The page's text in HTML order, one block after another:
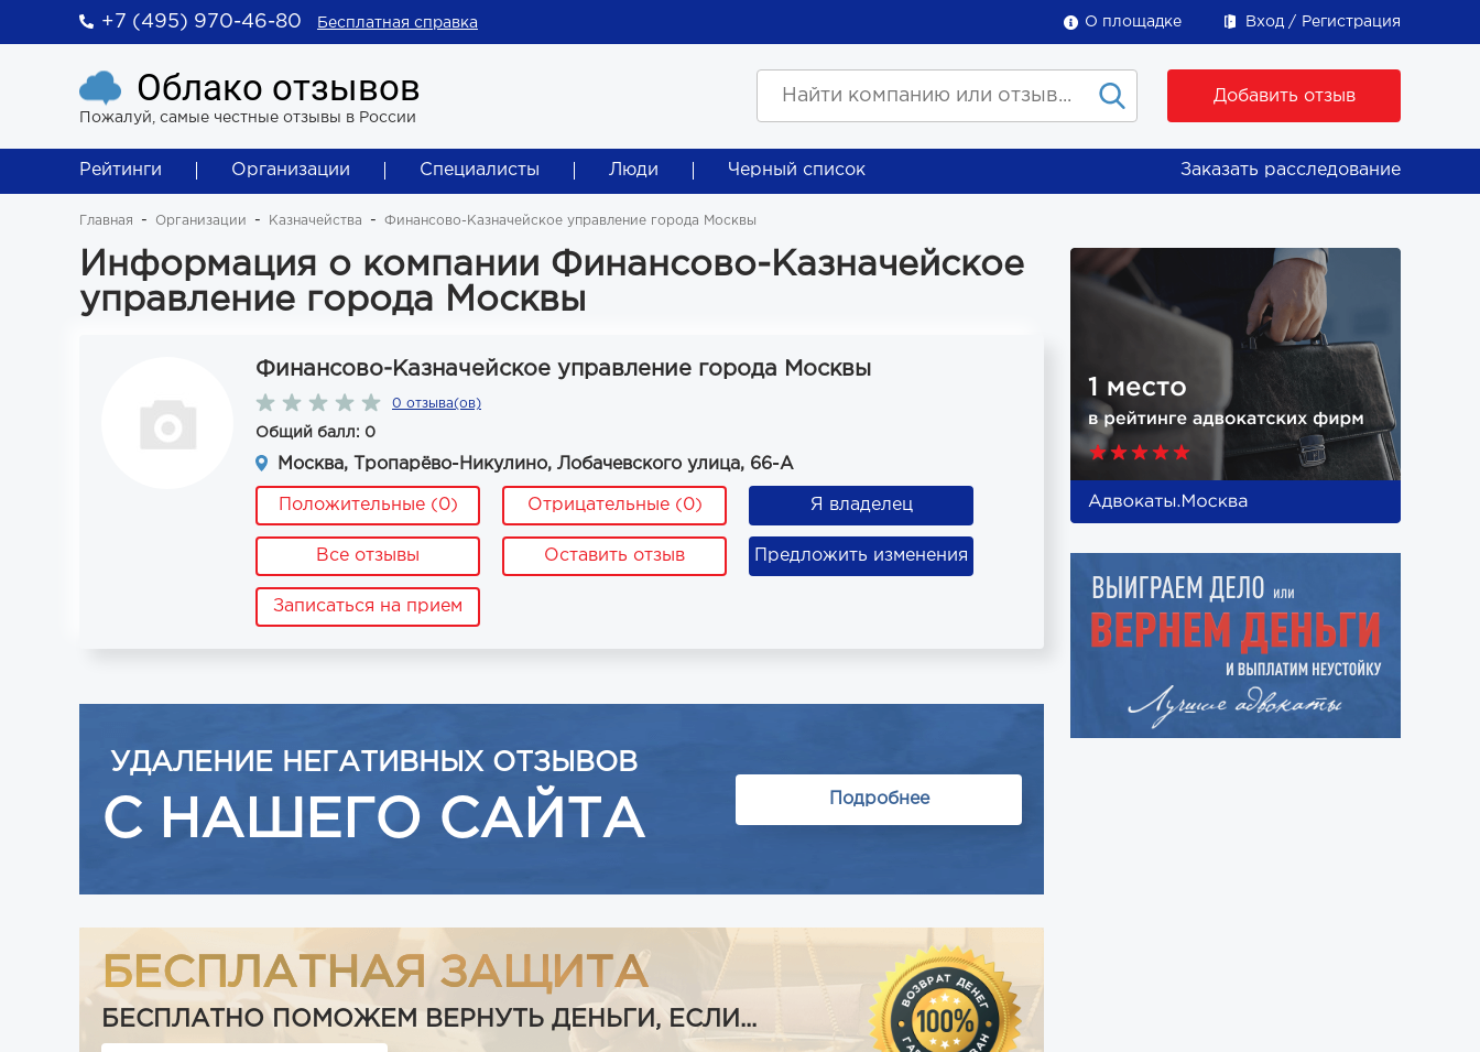
+7 (495) 970-46-80 Бесплатная справка О площадке Вход Регистрация
Облако отзывов
Пожалуй, самые честные отзывы в России
Добавить отзыв
Рейтинги Организации Специалисты Люди Черный список Заказать расследование
Главная Организации Казначейства Финансово-Казначейское управление города Москвы
Информация о компании Финансово-Казначейское
управление города Москвы
Финансово-Казначейское управление города Москвы
0 отзыва(ов)
Общий балл: 0
Москва, Тропарёво-Никулино, Лобачевского улица, 66-А
Положительные (0) Отрицательные (0) Я владелец
Все отзывы Оставить отзыв Предложить изменения
Записаться на прием
УДАЛЕНИЕ НЕГАТИВНЫХ ОТЗЫВОВ
С НАШЕГО САЙТА Подробнее
БЕСПЛАТНАЯ ЗАЩИТА
БЕСПЛАТНО ПОМОЖЕМ ВЕРНУТЬ ДЕНЬГИ, ЕСЛИ...